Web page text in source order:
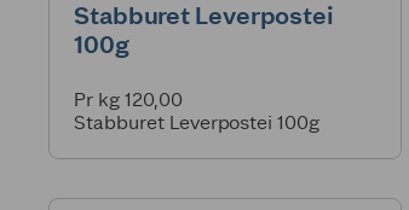
Stabburet Leverpostei
100g
Pr kg 120,00
Stabburet Leverpostei 100g